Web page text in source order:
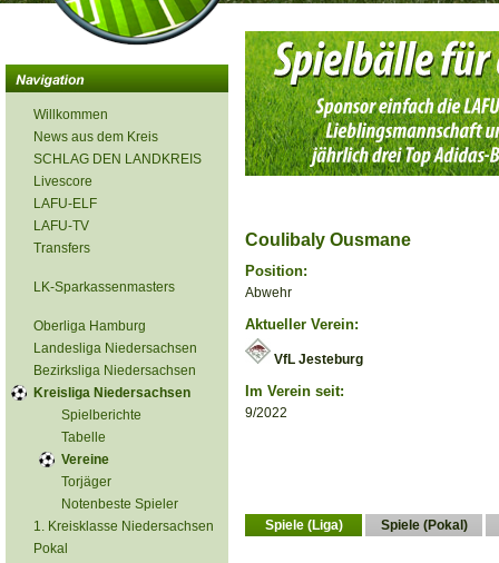
Willkommen
News aus dem Kreis
SCHLAG DEN LANDKREIS
Livescore
LAFU-ELF
LAFU-TV
Transfers
LK-Sparkassenmasters
Oberliga Hamburg
Landesliga Niedersachsen
Bezirksliga Niedersachsen
Kreisliga Niedersachsen
Spielberichte
Tabelle
Vereine
Torjäger
Notenbeste Spieler
1. Kreisklasse Niedersachsen
Pokal
Coulibaly Ousmane
Position:
Abwehr
Aktueller Verein:
VfL Jesteburg
Im Verein seit:
9/2022
Spiele (Liga) Spiele (Pokal)